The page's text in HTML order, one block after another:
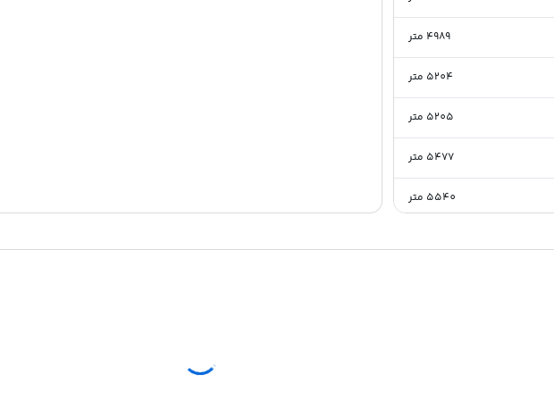
4989 متر
5204 متر
5205 متر
5477 متر
5540 متر